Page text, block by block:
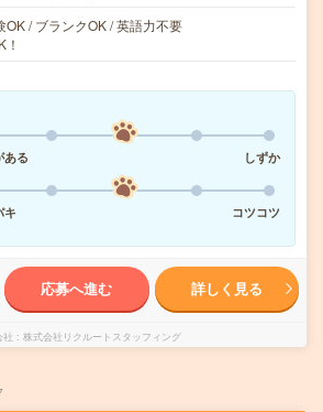
OK / ブランクOK / 英語力不要
ある
しずか
キ
コツコツ
応募へ進む 詳しく見る
株式会社リクルートスタッフィング